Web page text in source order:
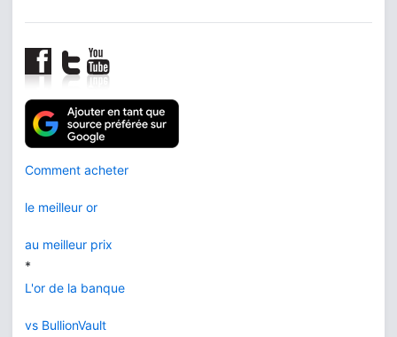
Comment acheter
le meilleur or
au meilleur prix
*
L'or de la banque
vs BullionVault